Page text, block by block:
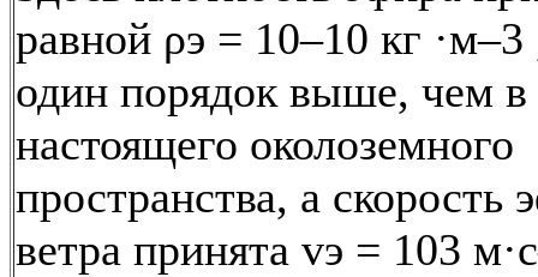
равной ρэ = 10–10 кг ·м–3
один порядок выше, чем в
настоящего околоземного
пространства, а скорость
ветра принята vэ = 103